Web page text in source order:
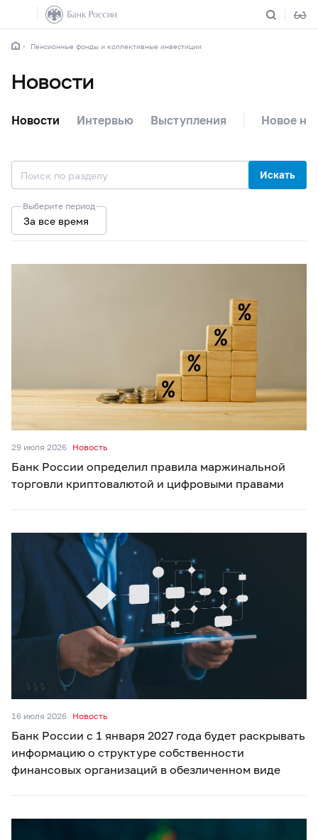
Пенсионные фонды и коллективные инвестиции
Новости
Новости Интервью Выступления Новое на
Искать
Выберите период
За все время
29 июля 2026 Новость
Банк России определил правила маржинальной
торговли криптовалютой и цифровыми правами
16 июля 2026 Новость
Банк России с 1 января 2027 года будет раскрывать
информацию о структуре собственности
финансовых организаций в обезличенном виде